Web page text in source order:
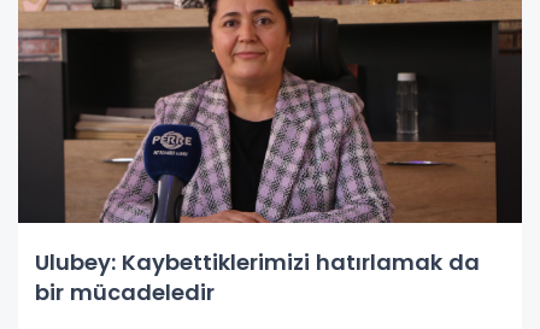
Ulubey: Kaybettiklerimizi hatırlamak da
bir mücadeledir